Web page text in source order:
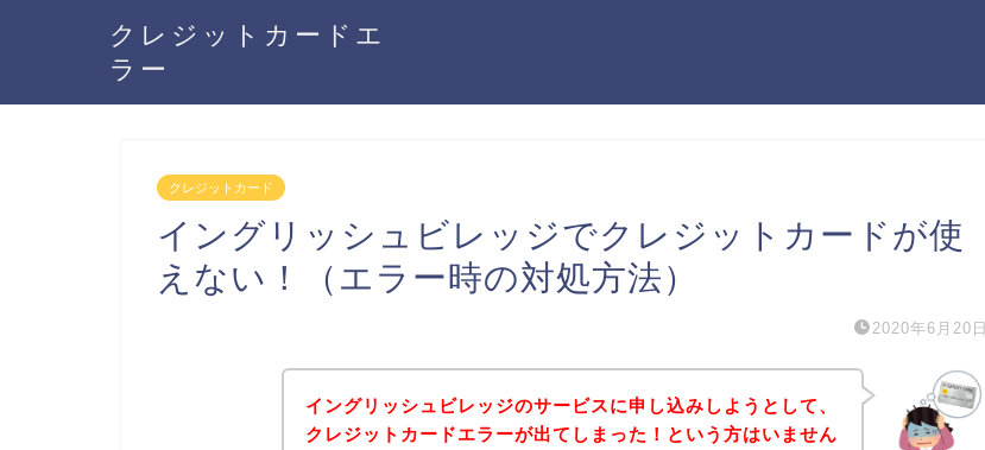
クレジットカードエ
ラー
クレジットカード
イングリッシュビレッジでクレジットカードが使
えない！（エラー時の対処方法）
2020年6月20日
イングリッシュビレッジのサービスに申し込みしようとして、
クレジットカードエラーが出てしまった！という方はいません